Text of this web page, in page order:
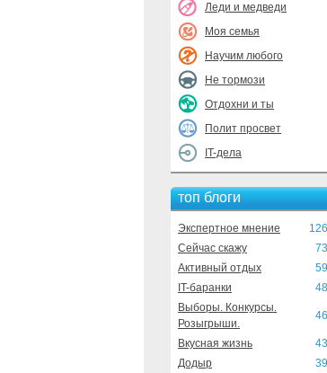
Леди и медведи
Моя семья
Научим любого
Не тормози
Отдохни и ты
Полит просвет
IT-дела
топ блоги
Экспертное мнение
Сейчас скажу
Активный отдых
IT-баранки
Выборы. Конкурсы.
Розыгрыши.
Вкусная жизнь
Додыр